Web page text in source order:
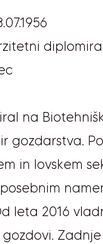
na
gozdarstva.
in lovskem
leta 2016